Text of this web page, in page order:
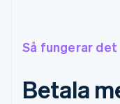
Så fungerar det
Betala